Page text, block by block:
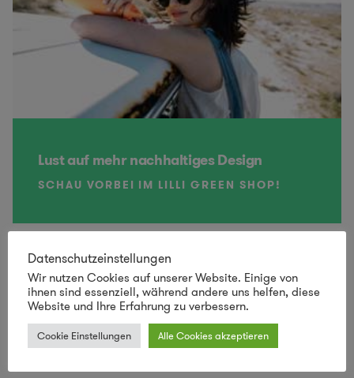
Lust auf mehr nachhaltiges Design
SCHAU VORBEI IM LILLI GREEN SHOP!
Elektrofahrrad
Datenschutzeinstellungen
Wir nutzen Cookies auf unserer Website. Einige von
ihnen sind essenziell, während andere uns helfen, diese
Website und Ihre Erfahrung zu verbessern.
Cookie Einstellungen Alle Cookies akzeptieren